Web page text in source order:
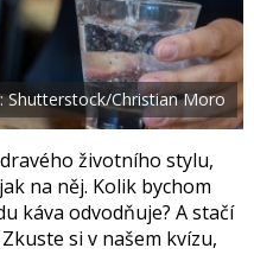
F
a
c
e
b
o
o
k
u
t
X
Shutterstock/Christian Moro
životního stylu,
na něj. Kolik bychom
káva odvodňuje? A stačí
si v našem kvízu,